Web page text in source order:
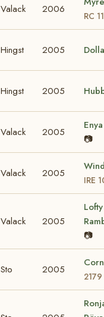
Valack 2006
RC
Hingst 2005
Hingst 2005
Valack 2005
📷
Valack 2005
IRE
Valack 2005
📷
Sto 2005
2179